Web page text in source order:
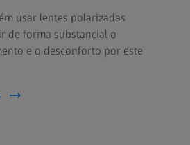
usar lentes polarizadas
de forma substancial o
e o desconforto por este